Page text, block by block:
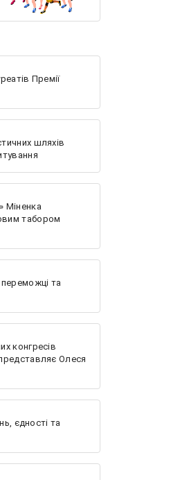
Премії
шляхів
Міненка
табором
та
конгресів
Олеся
єдності та